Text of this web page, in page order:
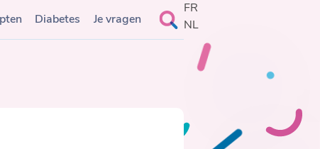
Diabetes Je vragen
Search
for:
FR
NL